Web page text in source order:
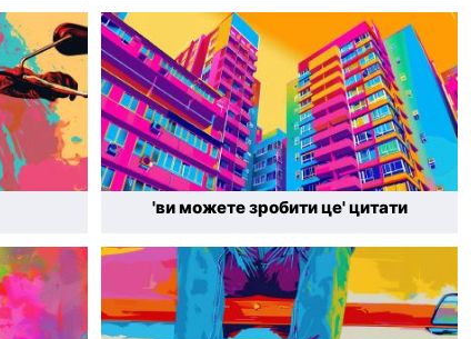
'ви можете зробити це' цитати